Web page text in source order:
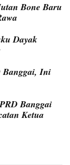
Bone Baru
Dayak
Banggai, Ini
Banggai
Ketua